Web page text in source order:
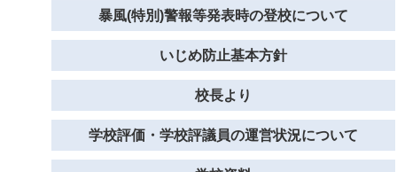
暴風(特別)警報等発表時の登校について
いじめ防止基本方針
校長より
学校評価・学校評議員の運営状況について